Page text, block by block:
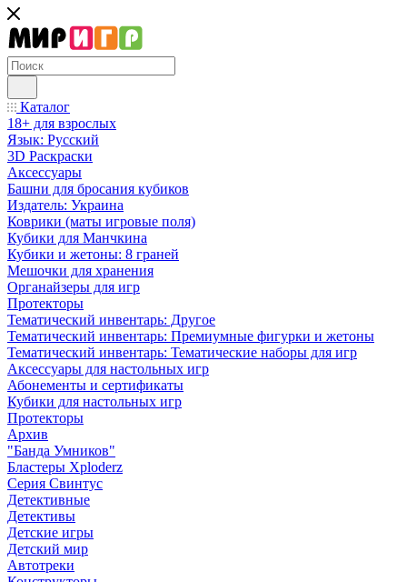
Каталог
18+ для взрослых
Язык: Русский
3D Раскраски
Аксессуары
Башни для бросания кубиков
Издатель: Украина
Коврики (маты игровые поля)
Кубики для Манчкина
Кубики и жетоны: 8 граней
Мешочки для хранения
Органайзеры для игр
Протекторы
Тематический инвентарь: Другое
Тематический инвентарь: Премиумные фигурки и жетоны
Тематический инвентарь: Тематические наборы для игр
Аксессуары для настольных игр
Абонементы и сертификаты
Кубики для настольных игр
Протекторы
Архив
"Банда Умников"
Бластеры Xploderz
Cерия Свинтус
Детективные
Детективы
Детские игры
Детский мир
Автотреки